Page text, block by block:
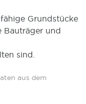
Grundstücke
Bauträger und
sind.
aus dem